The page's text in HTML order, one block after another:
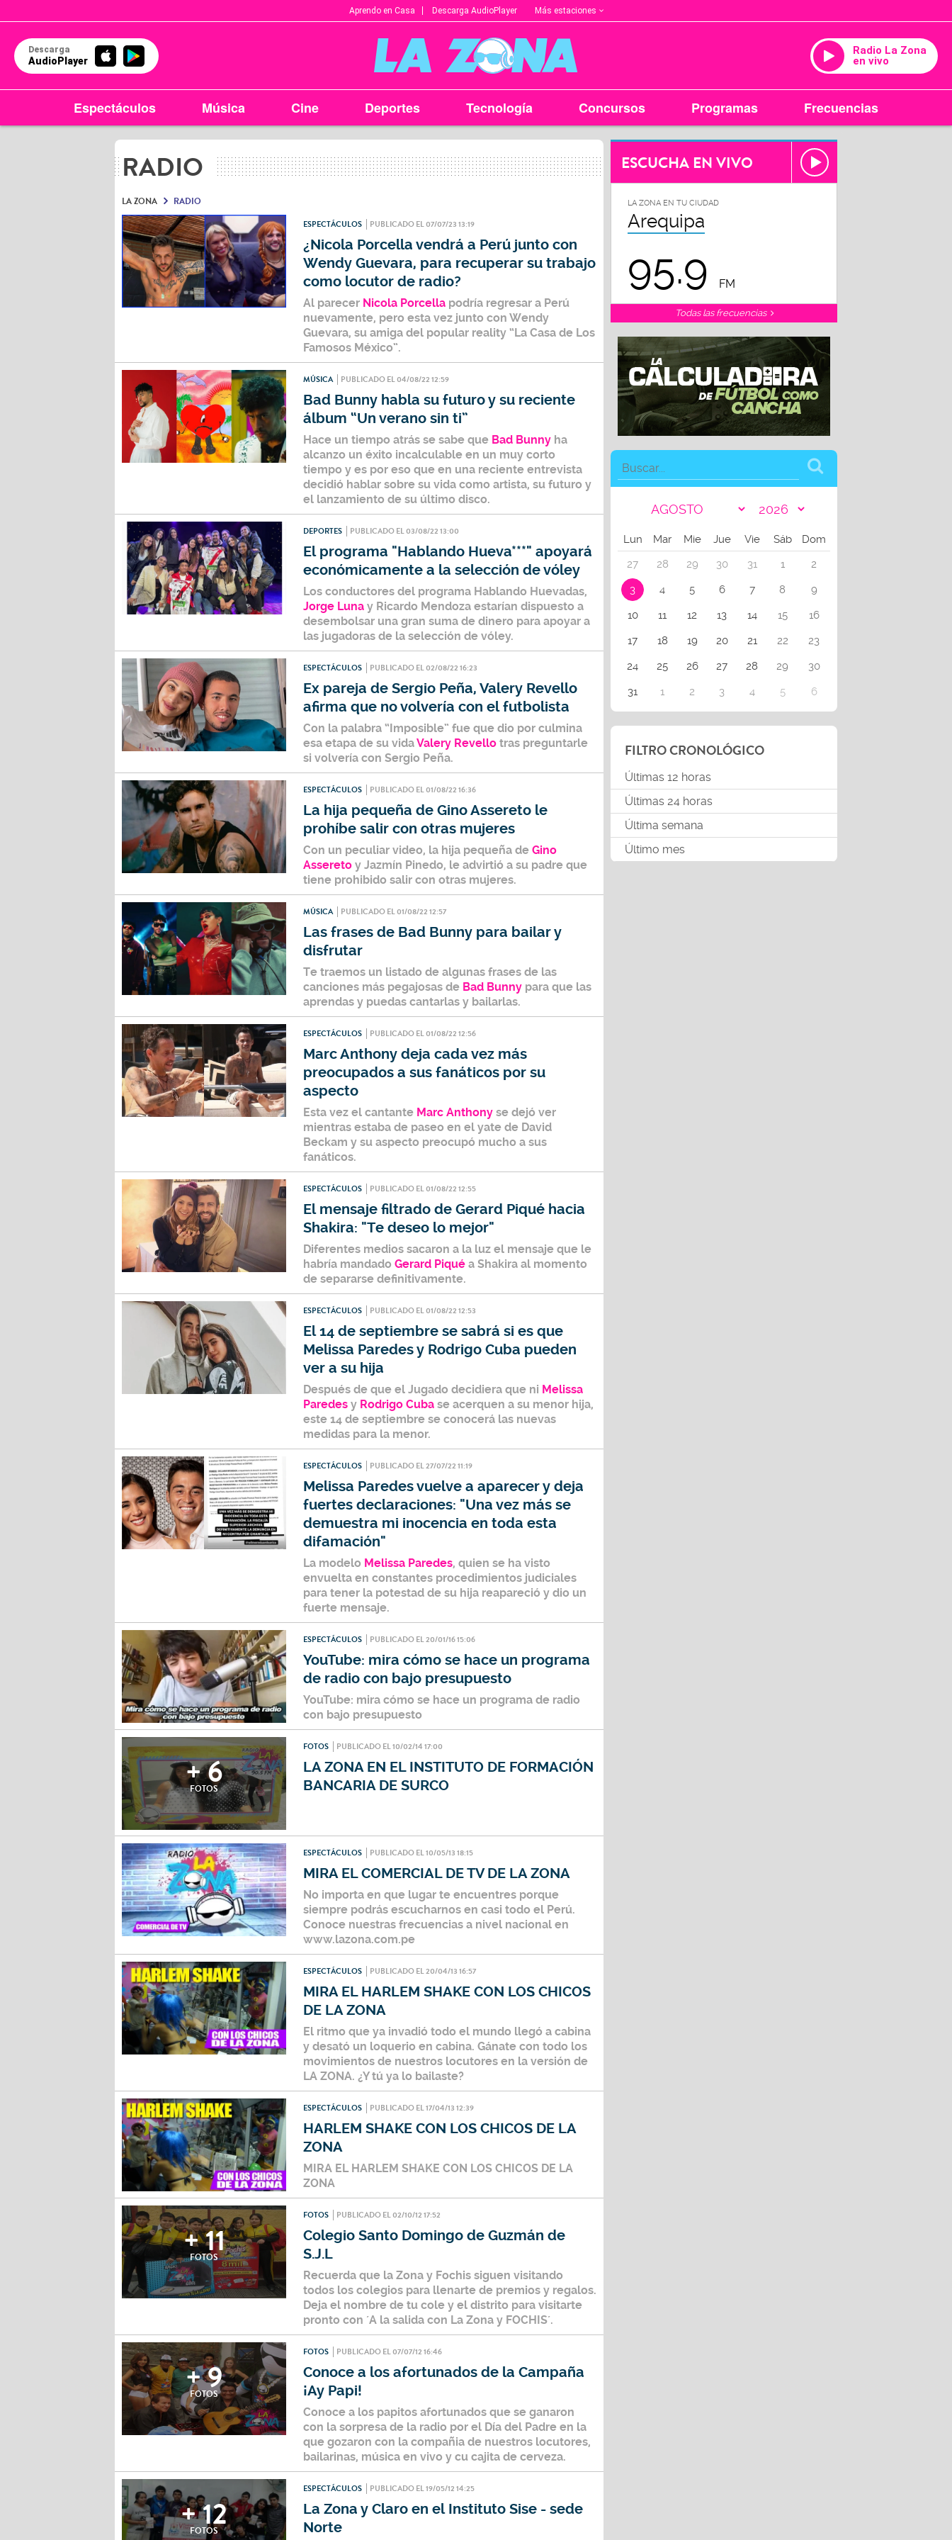
Aprendo en Casa Descarga AudioPlayer Más estaciones
Descarga
AudioPlayer
Radio La Zona
en vivo
Espectáculos Música Cine Deportes Tecnología Concursos Programas Frecuencias
RADIO
LA ZONA RADIO
ESPECTÁCULOS PUBLICADO EL 07/07/23 13:19
¿Nicola Porcella vendrá a Perú junto con
Wendy Guevara, para recuperar su trabajo
como locutor de radio?
Al parecer Nicola Porcella podría regresar a Perú
nuevamente, pero esta vez junto con Wendy
Guevara, su amiga del popular reality “La Casa de Los
Famosos México”.
MÚSICA PUBLICADO EL 04/08/22 12:59
Bad Bunny habla su futuro y su reciente
álbum “Un verano sin ti”
Hace un tiempo atrás se sabe que Bad Bunny ha
alcanzo un éxito incalculable en un muy corto
tiempo y es por eso que en una reciente entrevista
decidió hablar sobre su vida como artista, su futuro y
el lanzamiento de su último disco.
DEPORTES PUBLICADO EL 03/08/22 13:00
El programa "Hablando Hueva***" apoyará
económicamente a la selección de vóley
Los conductores del programa Hablando Huevadas,
Jorge Luna y Ricardo Mendoza estarían dispuesto a
desembolsar una gran suma de dinero para apoyar a
las jugadoras de la selección de vóley.
ESPECTÁCULOS PUBLICADO EL 02/08/22 16:23
Ex pareja de Sergio Peña, Valery Revello
afirma que no volvería con el futbolista
Con la palabra “Imposible” fue que dio por culmina
esa etapa de su vidaValery Revello tras preguntarle
si volvería con Sergio Peña.
ESPECTÁCULOS PUBLICADO EL 01/08/22 16:36
La hija pequeña de Gino Assereto le
prohíbe salir con otras mujeres
Con un peculiar video, la hija pequeña de Gino
Assereto y Jazmín Pinedo, le advirtió a su padre que
tiene prohibido salir con otras mujeres.
MÚSICA PUBLICADO EL 01/08/22 12:57
Las frases de Bad Bunny para bailar y
disfrutar
Te traemos un listado de algunas frases de las
canciones más pegajosas de Bad Bunny para que las
aprendas y puedas cantarlas y bailarlas.
ESPECTÁCULOS PUBLICADO EL 01/08/22 12:56
Marc Anthony deja cada vez más
preocupados a sus fanáticos por su
aspecto
Esta vez el cantante Marc Anthony se dejó ver
mientras estaba de paseo en el yate de David
Beckam y su aspecto preocupó mucho a sus
fanáticos.
ESPECTÁCULOS PUBLICADO EL 01/08/22 12:55
El mensaje filtrado de Gerard Piqué hacia
Shakira: "Te deseo lo mejor"
Diferentes medios sacaron a la luz el mensaje que le
habría mandado Gerard Piqué a Shakira al momento
de separarse definitivamente.
ESPECTÁCULOS PUBLICADO EL 01/08/22 12:53
El 14 de septiembre se sabrá si es que
Melissa Paredes y Rodrigo Cuba pueden
ver a su hija
Después de que el Jugado decidiera que ni Melissa
Paredes y Rodrigo Cuba se acerquen a su menor hija,
este 14 de septiembre se conocerá las nuevas
medidas para la menor.
ESPECTÁCULOS PUBLICADO EL 27/07/22 11:19
Melissa Paredes vuelve a aparecer y deja
fuertes declaraciones: "Una vez más se
demuestra mi inocencia en toda esta
difamación"
La modelo Melissa Paredes, quien se ha visto
envuelta en constantes procedimientos judiciales
para tener la potestad de su hija reapareció y dio un
fuerte mensaje.
ESPECTÁCULOS PUBLICADO EL 20/01/16 15:06
YouTube: mira cómo se hace un programa
de radio con bajo presupuesto
YouTube: mira cómo se hace un programa de radio
con bajo presupuesto
+ 6
FOTOS
FOTOS PUBLICADO EL 10/02/14 17:00
LA ZONA EN EL INSTITUTO DE FORMACIÓN
BANCARIA DE SURCO
ESPECTÁCULOS PUBLICADO EL 10/05/13 18:15
MIRA EL COMERCIAL DE TV DE LA ZONA
No importa en que lugar te encuentres porque
siempre podrás escucharnos en casi todo el Perú.
Conoce nuestras frecuencias a nivel nacional en
www.lazona.com.pe
ESPECTÁCULOS PUBLICADO EL 20/04/13 16:57
MIRA EL HARLEM SHAKE CON LOS CHICOS
DE LA ZONA
El ritmo que ya invadió todo el mundo llegó a cabina
y desató un loquerio en cabina. Gánate con todo los
movimientos de nuestros locutores en la versión de
LA ZONA. ¿Y tú ya lo bailaste?
ESPECTÁCULOS PUBLICADO EL 17/04/13 12:39
HARLEM SHAKE CON LOS CHICOS DE LA
ZONA
MIRA EL HARLEM SHAKE CON LOS CHICOS DE LA
ZONA
+ 11
FOTOS
FOTOS PUBLICADO EL 02/10/12 17:52
Colegio Santo Domingo de Guzmán de
S.J.L
Recuerda que la Zona y Fochis siguen visitando
todos los colegios para llenarte de premios y regalos.
Deja el nombre de tu cole y el distrito para visitarte
pronto con ´A la salida con La Zona y FOCHIS´.
+ 9
FOTOS
FOTOS PUBLICADO EL 07/07/12 16:46
Conoce a los afortunados de la Campaña
¡Ay Papi!
Conoce a los papitos afortunados que se ganaron
con la sorpresa de la radio por el Día del Padre en la
que gozaron con la compañia de nuestros locutores,
bailarinas, música en vivo y cu cajita de cerveza.
+ 12
FOTOS
ESPECTÁCULOS PUBLICADO EL 19/05/12 14:25
La Zona y Claro en el Instituto Sise - sede
Norte
ESCUCHA EN VIVO
LA ZONA EN TU CIUDAD
Arequipa
95.9 FM
Todas las frecuencias
Lun Mar Mie Jue Vie Sáb
Dom
27
28 29 30 31 1
2
3
4 5 6 7 8
9
10
11 12 13 14 15
16
17
18 19 20 21 22
23
24
25 26 27 28 29
30
31
1 2 3 4 5 6
FILTRO CRONOLÓGICO
Últimas 12 horas
Últimas 24 horas
Última semana
Último mes